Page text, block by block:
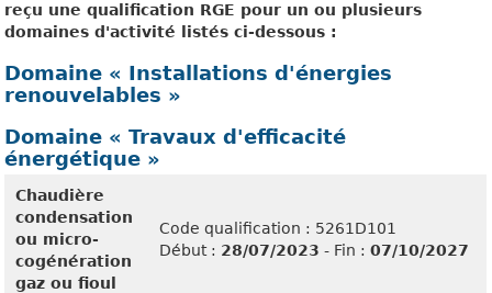
reçu une qualification RGE pour un ou plusieurs
domaines d'activité listés ci-dessous :
Domaine « Installations d'énergies
renouvelables »
Domaine « Travaux d'efficacité
énergétique »
Chaudière
condensation
ou micro-
cogénération
gaz ou fioul
Code qualification : 5261D101
Début : 28/07/2023 - Fin : 07/10/2027